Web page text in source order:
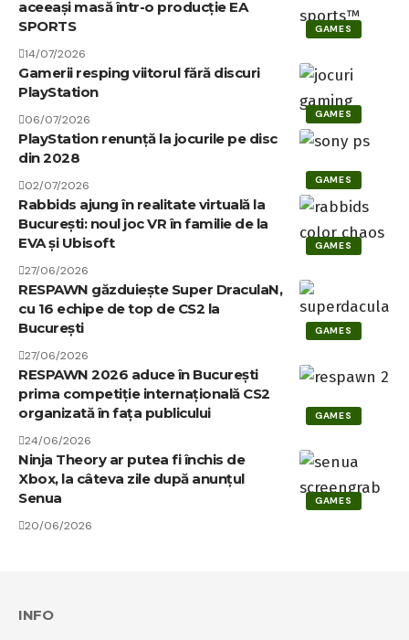
GAMES
aceeași masă într-o producție EA
SPORTS
14/07/2026
GAMES
Gamerii resping viitorul fără discuri
PlayStation
06/07/2026
GAMES
PlayStation renunță la jocurile pe disc
din 2028
02/07/2026
GAMES
Rabbids ajung în realitate virtuală la
București: noul joc VR în familie de la
EVA și Ubisoft
27/06/2026
GAMES
RESPAWN găzduiește Super DraculaN,
cu 16 echipe de top de CS2 la
București
27/06/2026
GAMES
RESPAWN 2026 aduce în București
prima competiție internațională CS2
organizată în fața publicului
24/06/2026
GAMES
Ninja Theory ar putea fi închis de
Xbox, la câteva zile după anunțul
Senua
20/06/2026
INFO